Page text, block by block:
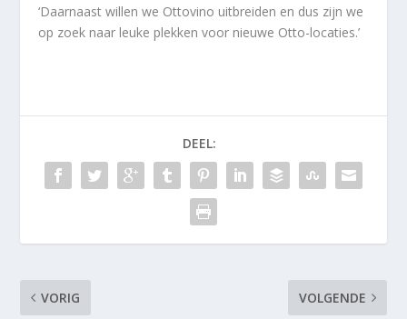
‘Daarnaast willen we Ottovino uitbreiden en dus zijn we
op zoek naar leuke plekken voor nieuwe Otto-locaties.’
DEEL:
VORIG VOLGENDE